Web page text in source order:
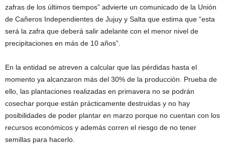
zafras de los últimos tiempos” advierte un comunicado de la Unión
de Cañeros Independientes de Jujuy y Salta que estima que “esta
será la zafra que deberá salir adelante con el menor nivel de
precipitaciones en más de 10 años”.
En la entidad se atreven a calcular que las pérdidas hasta el
momento ya alcanzaron más del 30% de la producción. Prueba de
ello, las plantaciones realizadas en primavera no se podrán
cosechar porque están prácticamente destruidas y no hay
posibilidades de poder plantar en marzo porque no cuentan con los
recursos económicos y además corren el riesgo de no tener
semillas para hacerlo.